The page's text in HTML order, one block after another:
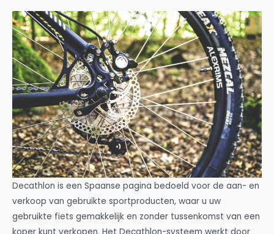
Decathlon is een Spaanse pagina bedoeld voor de aan- en
verkoop van gebruikte sportproducten, waar u uw
gebruikte fiets gemakkelijk en zonder tussenkomst van een